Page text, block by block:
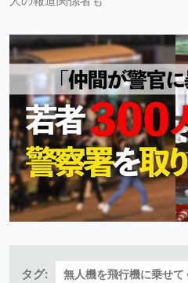
タグ: 無人機を飛行機に乗せて